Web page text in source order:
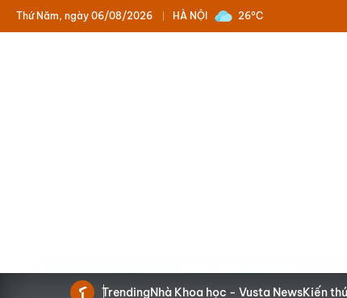
HÀ NỘI
Thứ Năm, ngày 06/08/2026 26°C
TrendingNhà Khoa học - Vusta NewsKiến